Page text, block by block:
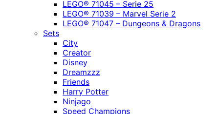
LEGO® 71045 – Serie 25
LEGO® 71039 – Marvel Serie 2
LEGO® 71047 – Dungeons & Dragons
Sets
City
Creator
Disney
Dreamzzz
Friends
Harry Potter
Ninjago
Speed Champions